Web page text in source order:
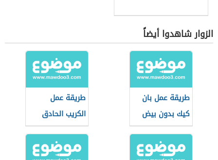
الزوار شاهدوا أيضاً
طريقة عمل بان
كيك بدون بيض
طريقة عمل
الكريب الحادق